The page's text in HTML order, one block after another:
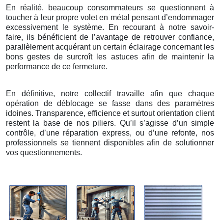
En réalité, beaucoup consommateurs se questionnent à
toucher à leur propre volet en métal pensant d’endommager
excessivement le système. En recourant à notre savoir-
faire, ils bénéficient de l’avantage de retrouver confiance,
parallèlement acquérant un certain éclairage concernant les
bons gestes de surcroît les astuces afin de maintenir la
performance de ce fermeture.
En définitive, notre collectif travaille afin que chaque
opération de déblocage se fasse dans des paramètres
idoines. Transparence, efficience et surtout orientation client
restent la base de nos piliers. Qu’il s’agisse d’un simple
contrôle, d’une réparation express, ou d’une refonte, nos
professionnels se tiennent disponibles afin de solutionner
vos questionnements.